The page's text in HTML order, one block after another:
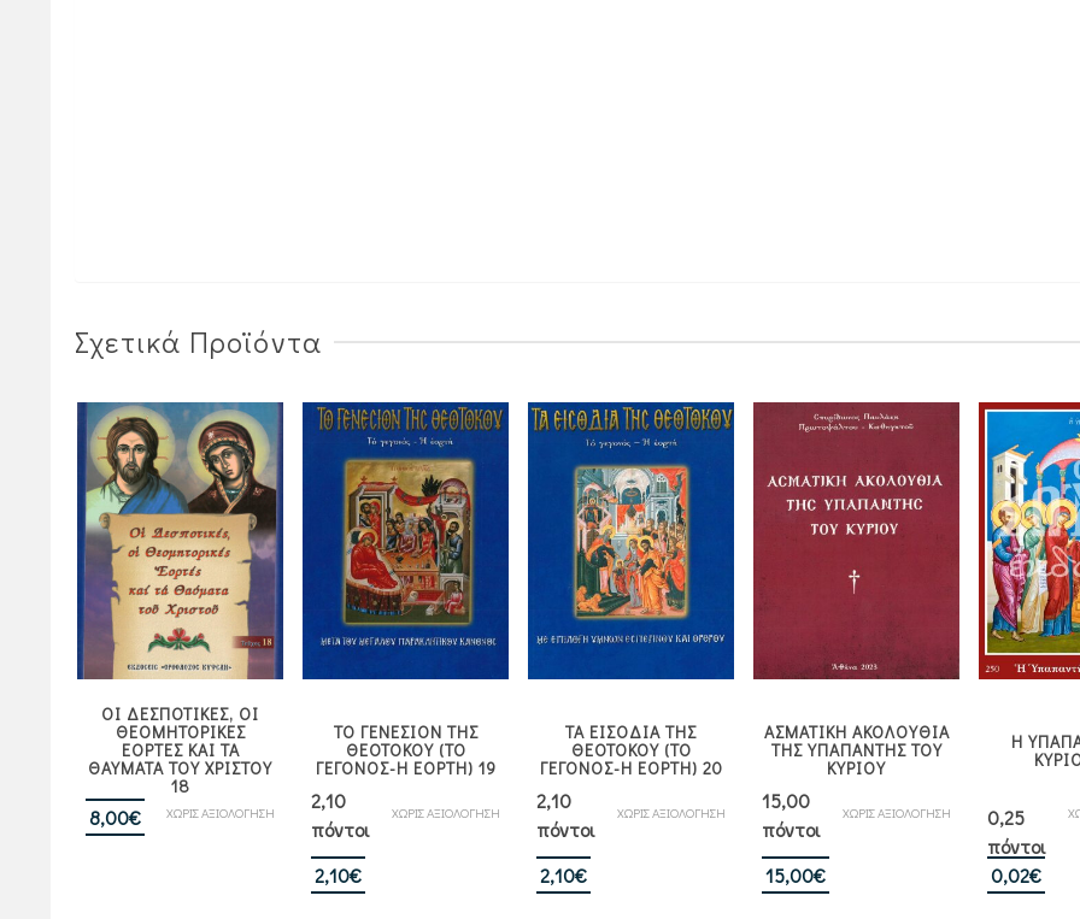
Σχετικά Προϊόντα
ΟΙ ΔΕΣΠΟΤΙΚΕΣ, ΟΙ
ΘΕΟΜΗΤΟΡΙΚΕΣ
ΕΟΡΤΕΣ ΚΑΙ ΤΑ
ΘΑΥΜΑΤΑ ΤΟΥ ΧΡΙΣΤΟΥ
18
ΧΩΡΙΣ ΑΞΙΟΛΟΓΗΣΗ
8,00€
ΤΟ ΓΕΝΕΣΙΟΝ ΤΗΣ
ΘΕΟΤΟΚΟΥ (ΤΟ
ΓΕΓΟΝΟΣ-Η ΕΟΡΤΗ) 19
ΧΩΡΙΣ ΑΞΙΟΛΟΓΗΣΗ
2,10
πόντοι
2,10€
ΤΑ ΕΙΣΟΔΙΑ ΤΗΣ
ΘΕΟΤΟΚΟΥ (ΤΟ
ΓΕΓΟΝΟΣ-Η ΕΟΡΤΗ) 20
ΧΩΡΙΣ ΑΞΙΟΛΟΓΗΣΗ
2,10
πόντοι
2,10€
ΑΣΜΑΤΙΚΗ ΑΚΟΛΟΥΘΙΑ
ΤΗΣ ΥΠΑΠΑΝΤΗΣ ΤΟΥ
ΚΥΡΙΟΥ
ΧΩΡΙΣ ΑΞΙΟΛΟΓΗΣΗ
15,00
πόντοι
15,00€
Η
0,25
πόντοι
0,02€